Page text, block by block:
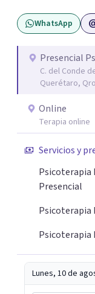
WhatsApp
Presencial
C. del Conde
Querétaro,
Online
Terapia online
Servicios y
Psicoterapia
Presencial
Psicoterapia
Psicoterapia
Lunes, 10 de